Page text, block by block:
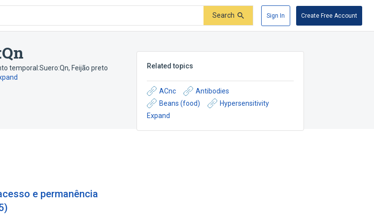
Search Sign In Create Free Account
temporal:Suero:Qn, Feijão preto
Related topics
ACnc
Antibodies
Beans (food)
Hypersensitivity
Expand
e permanência